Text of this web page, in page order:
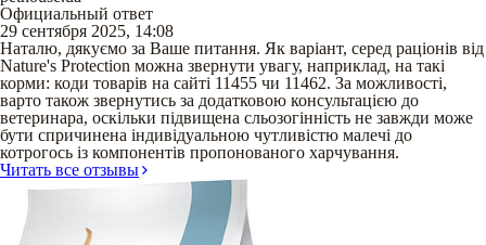
Официальный ответ
29 сентября 2025, 14:08
Наталю, дякуємо за Ваше питання. Як варіант, серед раціонів від
Nature's Protection можна звернути увагу, наприклад, на такі
корми: коди товарів на сайті 11455 чи 11462. За можливості,
варто також звернутись за додатковою консультацією до
ветеринара, оскільки підвищена сльозогінність не завжди може
бути спричинена індивідуальною чутливістю малечі до
котрогось із компонентів пропонованого харчування.
Читать все отзывы